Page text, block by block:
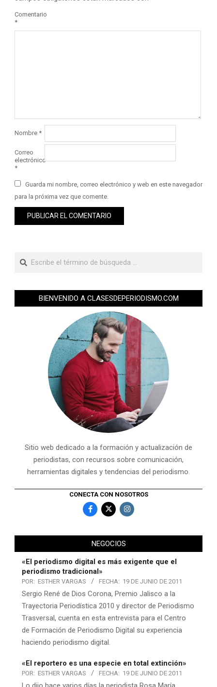
Comentario
*
Nombre *
Correo
electrónico
*
Guarda mi nombre, correo electrónico y web en este navegador
para la próxima vez que comente.
BIENVENIDO A CLASESDEPERIODISMO.COM
Sitio web dedicado a la formación y actualización de
periodistas, con recursos sobre comunicación,
herramientas digitales y tendencias del periodismo.
CONECTA CON NOSOTROS
NEGOCIOS
«El periodismo digital es más exigente que el
periodismo tradicional»
POR: ESTHER VARGAS FECHA: 19 DE JUNIO DE 2011
Sergio René de Dios Corona, Premio Jalisco a la
Trayectoria Periodística 2010 y director de Periodismo
Trasversal, cuenta en esta entrevista para el Centro
de Formación de Periodismo Digital su experiencia
haciendo periodismo digital.
«El reportero es una especie en total extinción»
POR: ESTHER VARGAS FECHA: 19 DE JUNIO DE 2011